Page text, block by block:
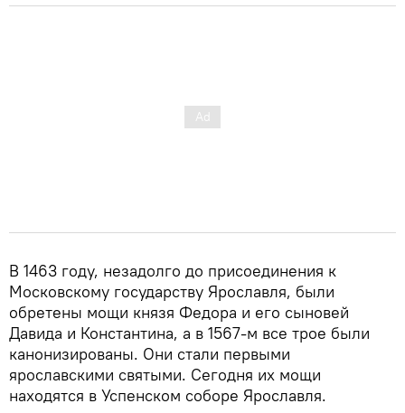
В 1463 году, незадолго до присоединения к
Московскому государству Ярославля, были
обретены мощи князя Федора и его сыновей
Давида и Константина, а в 1567-м все трое были
канонизированы. Они стали первыми
ярославскими святыми. Сегодня их мощи
находятся в Успенском соборе Ярославля.